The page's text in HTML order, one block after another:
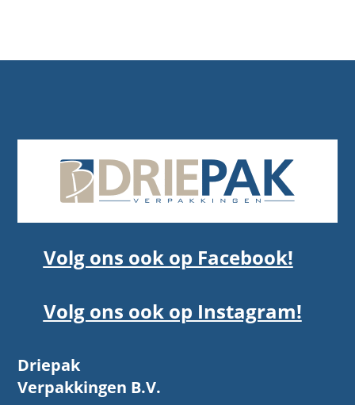
Volg ons ook op Facebook!
Volg ons ook op Instagram!
Driepak
Verpakkingen B.V.